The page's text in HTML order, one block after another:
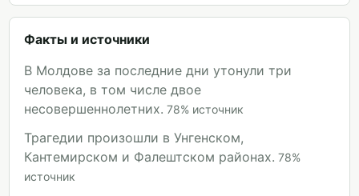
Факты и источники
В Молдове за последние дни утонули три
человека, в том числе двое
несовершеннолетних. 78% источник
Трагедии произошли в Унгенском,
Кантемирском и Фалештском районах. 78%
источник